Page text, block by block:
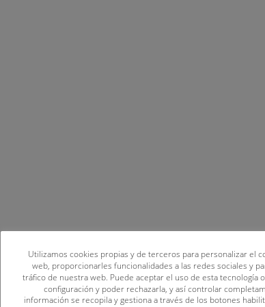
Utilizamos cookies propias y de terceros para personalizar el
web, proporcionarles funcionalidades a las redes sociales y
tráfico de nuestra web. Puede aceptar el uso de esta tecnología
configuración y poder rechazarla, y así controlar
información se recopila y gestiona a través de los botones